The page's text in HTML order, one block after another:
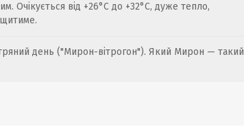
Очікується від +26°C до +32°C, дуже тепло,
день ("Мирон-вітрогон"). Який Мирон — такий